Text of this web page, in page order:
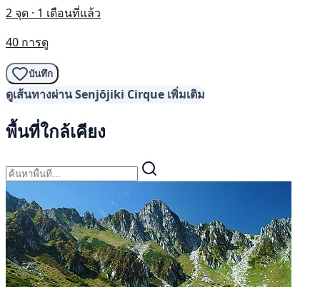
2 จุด · 1 เดือนที่แล้ว
40 การดู
บันทึก
ดูเส้นทางผ่าน Senjōjiki Cirque เพิ่มเติม
พื้นที่ใกล้เคียง